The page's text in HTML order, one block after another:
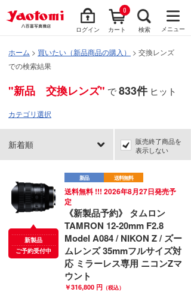
ログイン カート
0
検索 メニュー
ホーム > 買いたい（新品商品の購入）
> 交換レンズ
での検索結果
"新品 交換レンズ" で833件ヒット
カテゴリ選択
新着順
販売終了商品を
表示しない
新製品
ご予約受付中
新品 送料無料
送料無料 !!! 2026年8月27日発売予
定
《新製品予約》 タムロン
TAMRON 12-20mm F2.8
Model A084 / NIKON Z / ズー
ムレンズ 35mmフルサイズ対
応 ミラーレス専用 ニコンZマ
ウント
￥316,800 円 （税込）